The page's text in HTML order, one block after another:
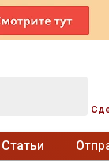
Статьи